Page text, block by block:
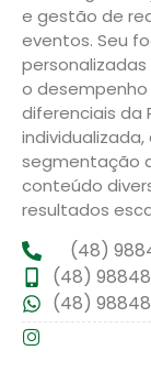
e gestão de
eventos. Seu
o desempenho
diferenciais da
segmentação
conteúdo
resultados
(48)
(48)
(48)